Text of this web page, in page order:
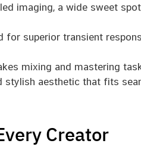
imaging, a wide sweet
for superior transient
mixing and mastering
stylish aesthetic that fits
Creator